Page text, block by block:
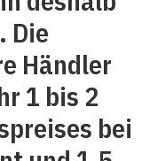
Die
Händler
1 bis 2
bei